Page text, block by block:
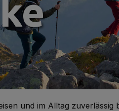
und im Alltag